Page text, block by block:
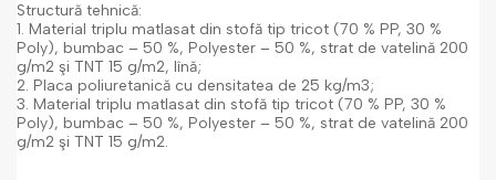
Structură tehnică:
1. Material triplu matlasat din stofă tip tricot (70 % PP, 30 %
Poly), bumbac – 50 %, Polyester – 50 %, strat de vatelină 200
g/m2 şi TNT 15 g/m2, lînă;
2. Placa poliuretanică cu densitatea de 25 kg/m3;
3. Material triplu matlasat din stofă tip tricot (70 % PP, 30 %
Poly), bumbac – 50 %, Polyester – 50 %, strat de vatelină 200
g/m2 şi TNT 15 g/m2.